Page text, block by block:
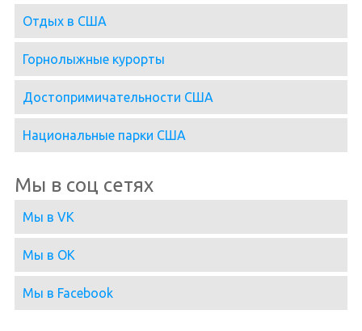
Отдых в США
Горнолыжные курорты
Достопримичательности США
Национальные парки США
Мы в соц сетях
Мы в VK
Мы в OK
Мы в Facebook